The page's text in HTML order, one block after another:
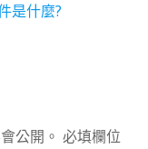
是什麼?
公開。 必填欄位